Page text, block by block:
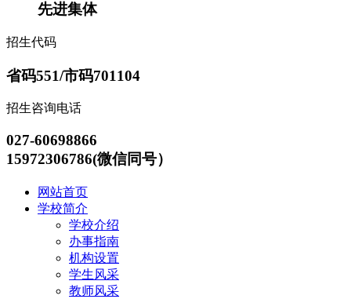
先进集体
招生代码
省码551/市码701104
招生咨询电话
027-60698866
15972306786(微信同号）
网站首页
学校简介
学校介绍
办事指南
机构设置
学生风采
教师风采